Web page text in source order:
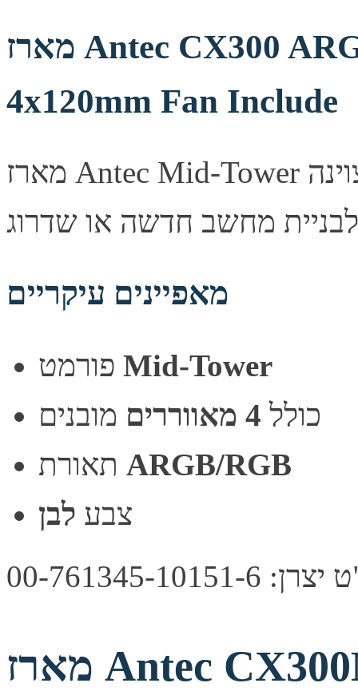
מארז Antec CX300 ARGB White Mid-Tower
4x120mm Fan Include
מארז Antec Mid-Tower מעוצב היטב, מספק זרימת אוויר מצוינה
מאפיינים עיקריים
Mid-Tower
כולל 4 מאווררים
מובנים
ARGB/RGB
צבע לבן
761345-10151-6
מארז Antec CX300M ARGB Mid Tower